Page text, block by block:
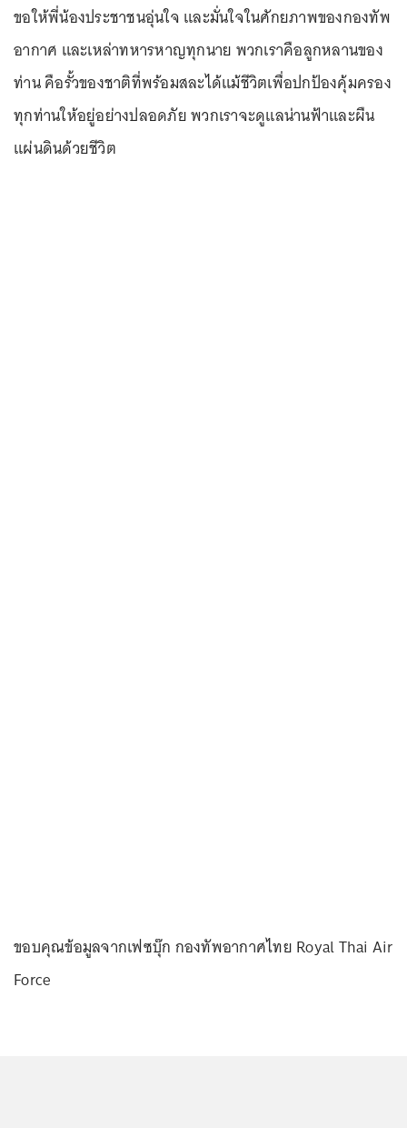
ขอให้พี่น้องประชาชนอุ่นใจ และมั่นใจในศักยภาพของกองทัพ
อากาศ และเหล่าทหารหาญทุกนาย พวกเราคือลูกหลานของ
ท่าน คือรั้วของชาติที่พร้อมสละได้แม้ชีวิตเพื่อปกป้องคุ้มครอง
ทุกท่านให้อยู่อย่างปลอดภัย พวกเราจะดูแลน่านฟ้าและผืน
แผ่นดินด้วยชีวิต
ขอบคุณข้อมูลจากเฟซบุ๊ก กองทัพอากาศไทย Royal Thai Air
Force